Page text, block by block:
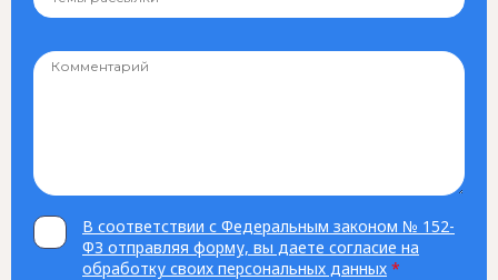
В соответствии с Федеральным законом № 152-
ФЗ отправляя форму, вы даете согласие на
обработку своих персональных данных *